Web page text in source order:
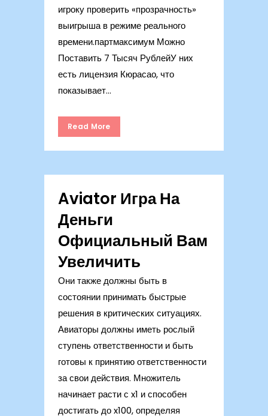
игроку проверить «прозрачность»
выигрыша в режиме реального
времени.партмаксимум Можно
Поставить 7 Тысяч РублейУ них
есть лицензия Кюрасао, что
показывает...
Read More
Aviator Игра На
Деньги
Официальный Вам
Увеличить
Они также должны быть в
состоянии принимать быстрые
решения в критических ситуациях.
Авиаторы должны иметь рослый
ступень ответственности и быть
готовы к принятию ответственности
за свои действия. Множитель
начинает расти с x1 и способен
достигать до x100, определяя